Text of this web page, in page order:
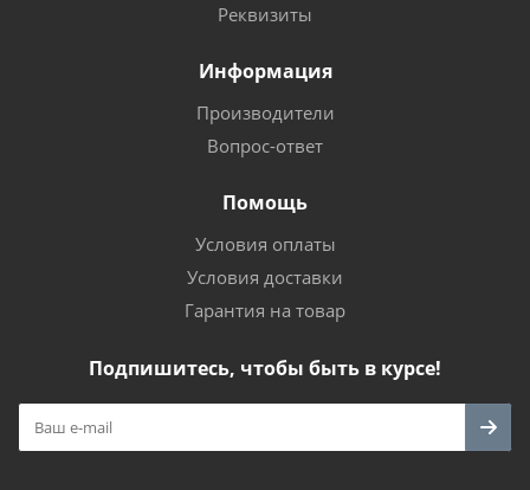
Реквизиты
Информация
Производители
Вопрос-ответ
Помощь
Условия оплаты
Условия доставки
Гарантия на товар
Подпишитесь, чтобы быть в курсе!